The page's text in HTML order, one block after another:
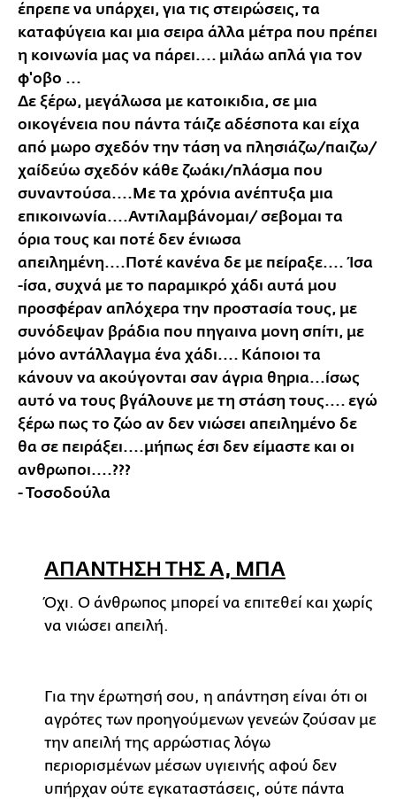
έπρεπε να υπάρχει, για τις στειρώσεις, τα
καταφύγεια και μια σειρα άλλα μέτρα που πρέπει
η κοινωνία μας να πάρει.... μιλάω απλά για τον
φ'οβο ...
Δε ξέρω, μεγάλωσα με κατοικιδια, σε μια
οικογένεια που πάντα τάιζε αδέσποτα και είχα
από μωρο σχεδόν την τάση να πλησιάζω/παιζω/
χαίδεύω σχεδόν κάθε ζωάκι/πλάσμα που
συναντούσα....Με τα χρόνια ανέπτυξα μια
επικοινωνία....Αντιλαμβάνομαι/ σεβομαι τα
όρια τους και ποτέ δεν ένιωσα
απειλημένη....Ποτέ κανένα δε με πείραξε.... Ίσα
-ίσα, συχνά με το παραμικρό χάδι αυτά μου
προσφέραν απλόχερα την προστασία τους, με
συνόδεψαν βράδια που πηγαινα μονη σπίτι, με
μόνο αντάλλαγμα ένα χάδι.... Κάποιοι τα
κάνουν να ακούγονται σαν άγρια θηρια...ίσως
αυτό να τους βγάλουνε με τη στάση τους.... εγώ
ξέρω πως το ζώο αν δεν νιώσει απειλημένο δε
θα σε πειράξει....μήπως έσι δεν είμαστε και οι
ανθρωποι....???
- Τοσοδούλα
ΑΠΑΝΤΗΣΗ ΤΗΣ Α, ΜΠΑ
Όχι. Ο άνθρωπος μπορεί να επιτεθεί και χωρίς
να νιώσει απειλή.
Για την έρωτησή σου, η απάντηση είναι ότι οι
αγρότες των προηγούμενων γενεών ζούσαν με
την απειλή της αρρώστιας λόγω
περιορισμένων μέσων υγιεινής αφού δεν
υπήρχαν ούτε εγκαταστάσεις, ούτε πάντα